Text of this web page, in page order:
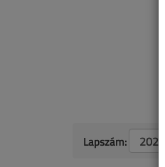
Lapszám: